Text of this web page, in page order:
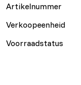
Artikelnummer
Verkoopeenheid
Voorraadstatus